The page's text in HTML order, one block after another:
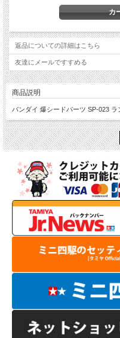
返品についての詳細はこちら
友達にメールですすめる
商品説明
バンダイ 爆シードパーツ SP-023 ラ